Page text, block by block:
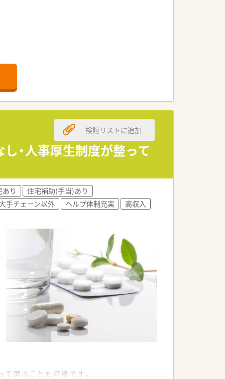
・人事厚生制度が整って
検討リストに追加
あり
住宅補助(手当)あり
大手チェーン以外 ヘルプ体制充実
高収入
選ぶことも可能です。